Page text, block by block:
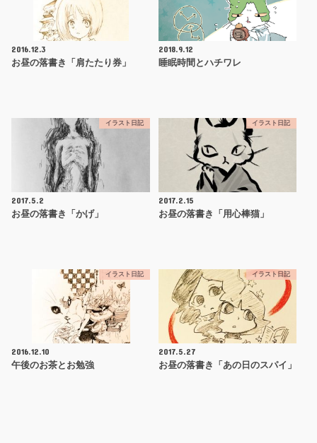
2016.12.3
お昼の落書き「肩たたり券」
2018.9.12
睡眠時間とハチワレ
イラスト日記
2017.5.2
お昼の落書き「かげ」
イラスト日記
2017.2.15
お昼の落書き「用心棒猫」
イラスト日記
2016.12.10
午後のお茶とお勉強
イラスト日記
2017.5.27
お昼の落書き「あの日のスパイ」